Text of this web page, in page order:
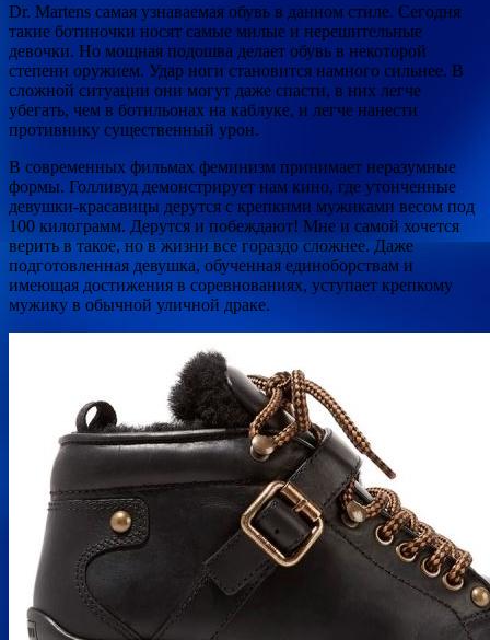
Dr. Martens самая узнаваемая обувь в данном стиле. Сегодня
такие ботиночки носят самые милые и нерешительные
девочки. Но мощная подошва делает обувь в некоторой
степени оружием. Удар ноги становится намного сильнее. В
сложной ситуации они могут даже спасти, в них легче
убегать, чем в ботильонах на каблуке, и легче нанести
противнику существенный урон.
В современных фильмах феминизм принимает неразумные
формы. Голливуд демонстрирует нам кино, где утонченные
девушки-красавицы дерутся с крепкими мужиками весом под
100 килограмм. Дерутся и побеждают! Мне и самой хочется
верить в такое, но в жизни все гораздо сложнее. Даже
подготовленная девушка, обученная единоборствам и
имеющая достижения в соревнованиях, уступает крепкому
мужику в обычной уличной драке.